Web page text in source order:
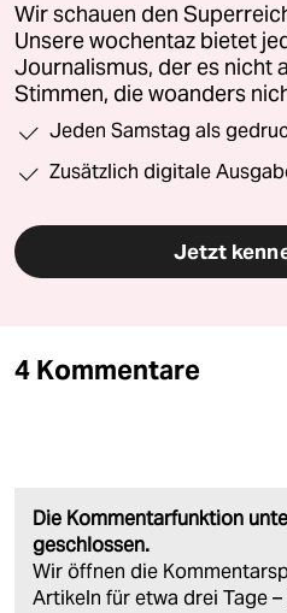
Wir schauen den
Unsere wochentaz bietet
Journalismus, der es nicht
Stimmen, die woanders
Jeden Samstag als
Zusätzlich digitale
Jetzt
4 Kommentare
Die Kommentarfunktion
geschlossen.
Wir öffnen die
Artikeln für etwa drei Tage –